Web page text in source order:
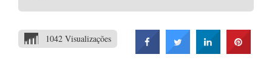
1042 Visualizações